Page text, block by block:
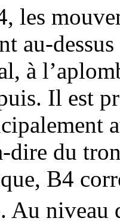
les
au-
à
Il est
dire du
B4
Au niveau